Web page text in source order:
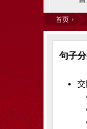
索
表
单
菜
单
你
首页 ›
句子